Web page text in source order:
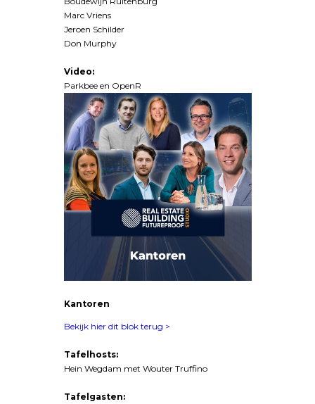
Marc Vriens
Jeroen Schilder
Don Murphy
Video:
Parkbee en OpenR
Kantoren
Bekijk hier dit blok terug >
Tafelhosts:
Hein Wegdam met Wouter Truffino
Tafelgasten: